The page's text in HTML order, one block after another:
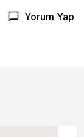
Yorum Yap